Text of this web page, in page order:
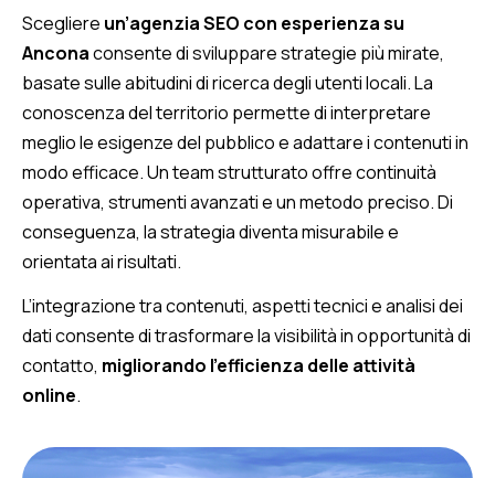
Scegliere un’agenzia SEO con esperienza su
Anconaconsente di sviluppare strategie più mirate,
basate sulle abitudini di ricerca degli utenti locali. La
conoscenza del territorio permette di interpretare
meglio le esigenze del pubblico e adattare i contenuti in
modo efficace. Un team strutturato offre continuità
operativa, strumenti avanzati e un metodo preciso. Di
conseguenza, la strategia diventa misurabile e
orientata ai risultati.
L’integrazione tra contenuti, aspetti tecnici e analisi dei
dati consente di trasformare la visibilità in opportunità di
contatto, migliorando l’efficienza delle attività
online.